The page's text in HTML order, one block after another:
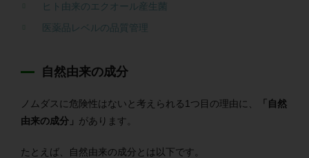
ヒト由来のエクオール産生菌
医薬品レベルの品質管理
自然由来の成分
ノムダスに危険性はないと考えられる1つ目の理由に、
「自然
由来の成分」 があります。
たとえば、自然由来の成分とは以下です。